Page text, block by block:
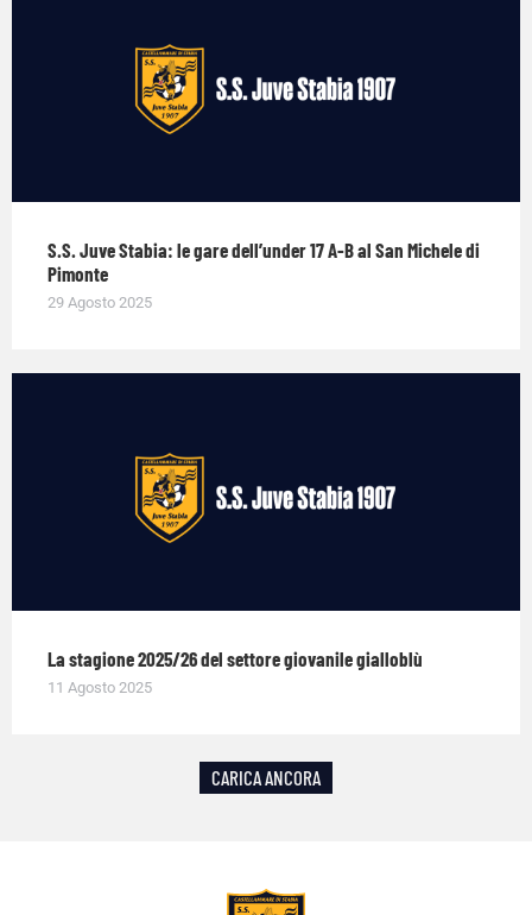
S.S. Juve Stabia: le gare dell’under 17 A-B al San Michele di
Pimonte
29 Agosto 2025
La stagione 2025/26 del settore giovanile gialloblù
11 Agosto 2025
CARICA ANCORA